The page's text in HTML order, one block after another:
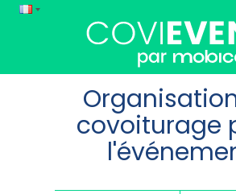
covoiturage